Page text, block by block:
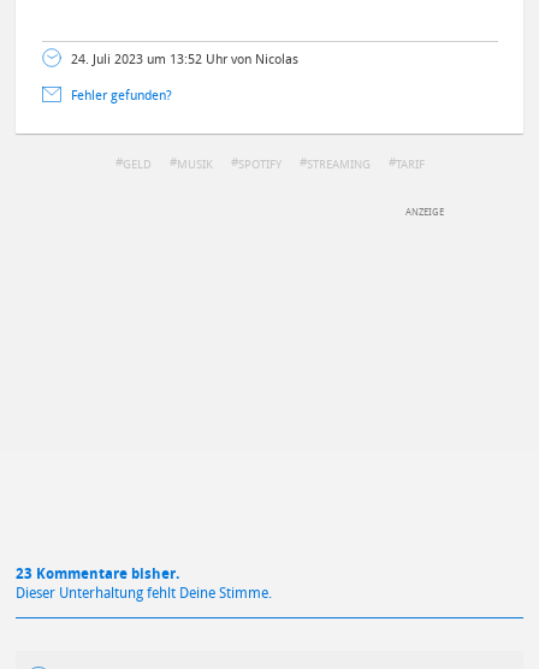
24. Juli 2023 um 13:52 Uhr von Nicolas
Fehler gefunden?
GELD MUSIK SPOTIFY STREAMING TARIF
23 Kommentare bisher.
Dieser Unterhaltung fehlt Deine Stimme.